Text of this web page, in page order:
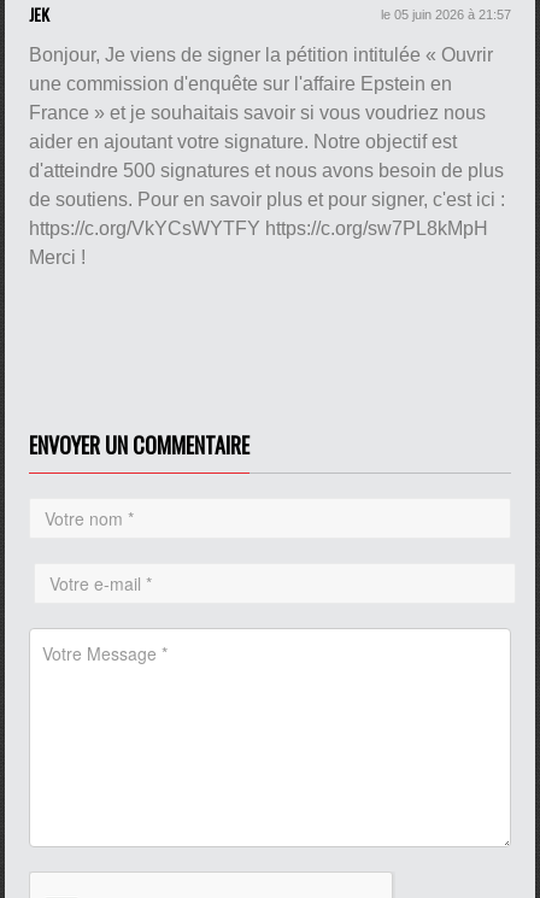
JEK le 05 juin 2026 à 21:57
Bonjour, Je viens de signer la pétition intitulée « Ouvrir
une commission d'enquête sur l'affaire Epstein en
France » et je souhaitais savoir si vous voudriez nous
aider en ajoutant votre signature. Notre objectif est
d'atteindre 500 signatures et nous avons besoin de plus
de soutiens. Pour en savoir plus et pour signer, c'est ici :
https://c.org/VkYCsWYTFY https://c.org/sw7PL8kMpH
Merci !
ENVOYER UN COMMENTAIRE